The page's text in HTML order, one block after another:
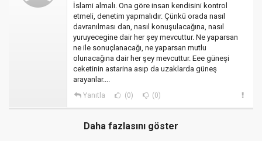
İslami almalı. Ona göre insan kendisini kontrol
etmeli, denetim yapmalıdır. Çünkü orada nasıl
davranılması dan, nasıl konuşulacağına, nasıl
yuruyecegine dair her şey mevcuttur. Ne yaparsan
ne ile sonuçlanacağı, ne yaparsan mutlu
olunacağına dair her şey mevcuttur. Eee güneşi
ceketinin astarina asıp da uzaklarda güneş
arayanlar....
Yanıtla (0) (0)
Daha fazlasını göster